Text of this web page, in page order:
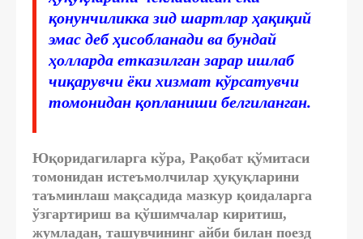
қонунчиликка зид шартлар ҳақиқий
эмас деб ҳисобланади ва бундай
ҳолларда етказилган зарар ишлаб
чиқарувчи ёки хизмат кўрсатувчи
томонидан қопланиши белгиланган.
Юқоридагиларга кўра, Рақобат қўмитаси
томонидан истеъмолчилар ҳуқуқларини
таъминлаш мақсадида мазкур қоидаларга
ўзгартириш ва қўшимчалар киритиш,
жумладан, ташувчининг айби билан поезд